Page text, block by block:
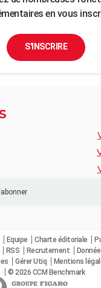
en vous
S'INSCRIRE
Equipe Charte éditoriale
RSS Recrutement
Gérer Utiq Mentions
© 2026 CCM Benchmark